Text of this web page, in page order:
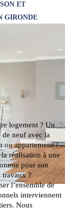
ET
GIRONDE
logement ? Un
neuf avec la
ou appartement ?
réalisation à une
pour son
travaux ?
l’ensemble de
interviennent
Nous